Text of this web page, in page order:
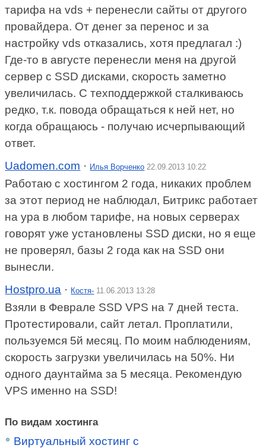
тарифа на vds + перенесли сайты от другого
провайдера. От денег за перенос и за
настройку vds отказались, хотя предлагал :)
Где-то в августе перенесли меня на другой
сервер с SSD дисками, скорость заметно
увеличилась. С техподдержкой сталкиваюсь
редко, т.к. повода обращаться к ней нет, но
когда обращаюсь - получаю исчерпывающий
ответ.
Uadomen.com · Илья Ворченко 22.09.2013 10:22
Работаю с хостингом 2 года, никаких проблем
за этот период не наблюдал, Битрикс работает
на ура в любом тарифе, на новых серверах
говорят уже установлены SSD диски, но я еще
не проверял, базы 2 года как на SSD они
вынесли.
Hostpro.ua · Костя- 11.06.2013 13:28
Взяли в Феврале SSD VPS на 7 дней теста.
Протестировали, сайт летал. Проплатили,
пользуемся 5й месяц. По моим наблюдениям,
скорость загрузки увеличилась на 50%. Ни
одного даунтайма за 5 месяца. Рекомендую
VPS именно на SSD!
По видам хостинга
Виртуальный хостинг c